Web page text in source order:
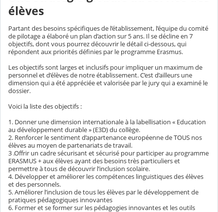
élèves
Partant des besoins spécifiques de l’établissement, l’équipe du comité
de pilotage a élaboré un plan d’action sur 5 ans. Il se décline en 7
objectifs, dont vous pourrez découvrir le détail ci-dessous, qui
répondent aux priorités définies par le programme Erasmus.
Les objectifs sont larges et inclusifs pour impliquer un maximum de
personnel et d’élèves de notre établissement. C’est d’ailleurs une
dimension qui a été appréciée et valorisée par le jury qui a examiné le
dossier.
Voici la liste des objectifs :
1. Donner une dimension internationale à la labellisation « Education
au développement durable » (E3D) du collège.
2. Renforcer le sentiment d’appartenance européenne de TOUS nos
élèves au moyen de partenariats de travail.
3 .Offrir un cadre sécurisant et sécurisé pour participer au programme
ERASMUS + aux élèves ayant des besoins très particuliers et
permettre à tous de découvrir l’inclusion scolaire.
4. Développer et améliorer les compétences linguistiques des élèves
et des personnels.
5. Améliorer l’inclusion de tous les élèves par le développement de
pratiques pédagogiques innovantes
6. Former et se former sur les pédagogies innovantes et les outils